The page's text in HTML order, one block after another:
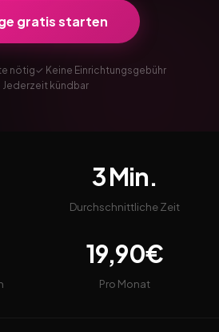
gratis starten
nötig✓ Keine Einrichtungsgebühr
Jederzeit kündbar
3 Min.
Durchschnittliche Zeit
19,90€
Pro Monat